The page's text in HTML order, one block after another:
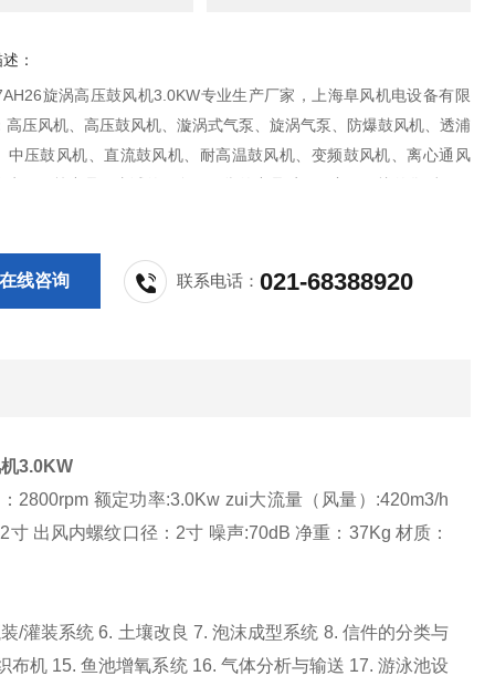
：
旋涡高压鼓风机3.0KW专业生产厂家，上海阜风机电设备有限
高压风机、高压鼓风机、漩涡式气泵、旋涡气泵、防爆鼓风机、透浦
中压鼓风机、直流鼓风机、耐高温鼓风机、变频鼓风机、离心通风
水风刀等产品；真诚的服务，可靠的产品质量，良好无忧的售后，阜
在线咨询 联系电话：021-68388920
3.0KW
2800rpm 额定功率:3.0Kw zui大流量（风量）:420m3/h
出风内螺纹口径：2寸 噪声:70dB 净重： 37Kg 材质：
/灌装系统 6. 土壤改良 7. 泡沫成型系统 8. 信件的分类与
机 15. 鱼池增氧系统 16. 气体分析与输送 17. 游泳池设